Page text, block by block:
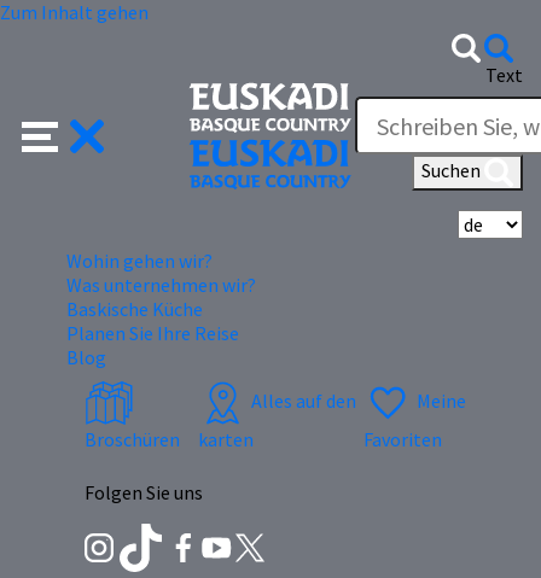
Zum Inhalt gehen
Text
Suchen
Wohin gehen wir?
Was unternehmen wir?
Baskische Küche
Planen Sie Ihre Reise
Blog
Broschüren
Alles auf den
karten
Meine
Favoriten
Folgen Sie uns